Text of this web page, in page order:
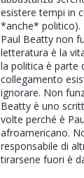
esistere tempi in
*anche* politico).
Paul Beatty non
letteratura è la
la politica è parte
collegamento
ignorare. Non
Beatty è uno
volte perché è
afroamericano.
responsabile di
tirarsene fuori è